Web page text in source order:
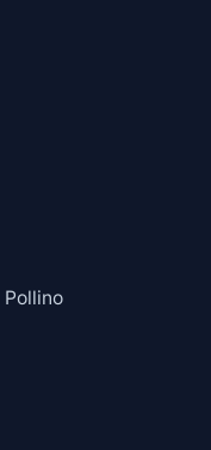
Pollino